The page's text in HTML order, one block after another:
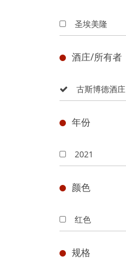
圣埃美隆
酒庄/所有者
古斯博德酒庄
年份
2021
颜色
红色
规格